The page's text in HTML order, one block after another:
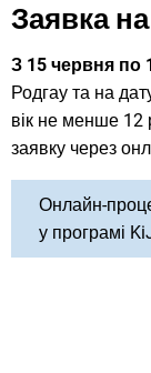
Заявка
З 15 червня по
Родгау та на
вік не менше 12
заявку через
Онлайн-
у програмі